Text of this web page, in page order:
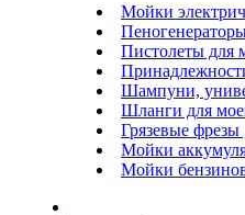
Мойки
Пистолеты для
Шампуни,
Шланги для
Грязевые
Мойки
Мойки